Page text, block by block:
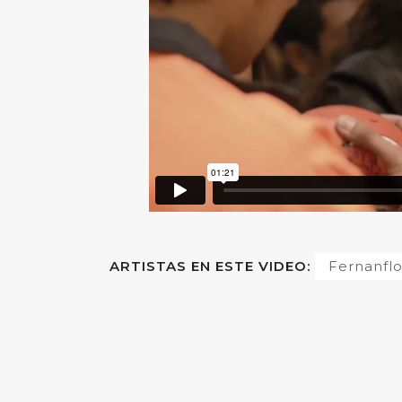
ARTISTAS EN ESTE VIDEO: